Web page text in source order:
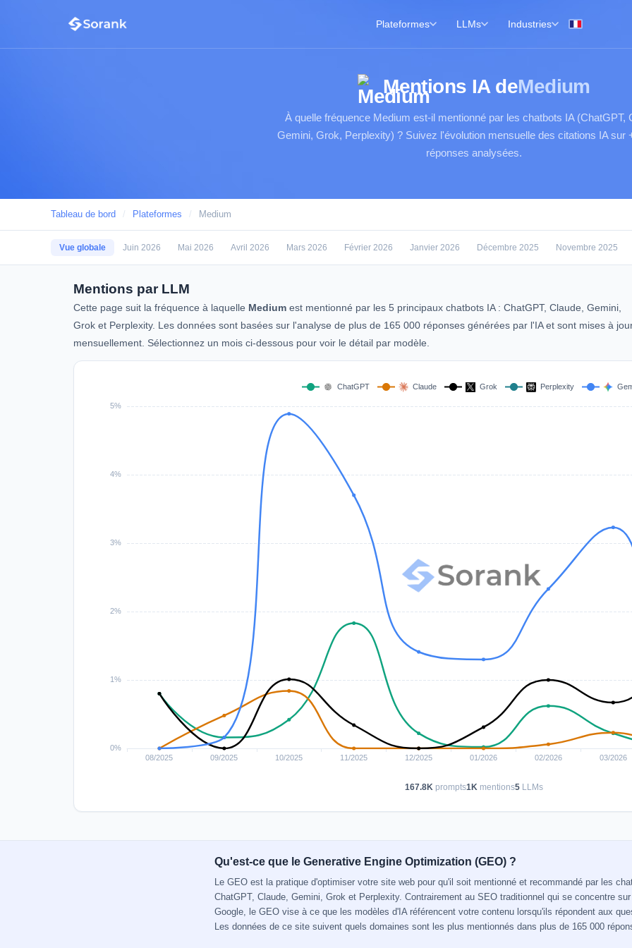
Plateformes LLMs Industries
Mentions IA deMedium
À quelle fréquence Medium est-il mentionné par les chatbots IA (ChatGPT,
Gemini, Grok, Perplexity) ? Suivez l'évolution mensuelle des citations IA sur
réponses analysées.
Tableau de bord / Plateformes / Medium
Vue globale Juin 2026 Mai 2026 Avril 2026 Mars 2026 Février 2026 Janvier 2026 Décembre 2025 Novembre 2025
Mentions par LLM
Cette page suit la fréquence à laquelle Medium est mentionné par les 5 principaux chatbots IA : ChatGPT, Claude, Gemini,
Grok et Perplexity. Les données sont basées sur l'analyse de plus de 165 000 réponses générées par l'IA et sont mises à
mensuellement. Sélectionnez un mois ci-dessous pour voir le détail par modèle.
167.8K prompts1K mentions5 LLMs
Qu'est-ce que le Generative Engine Optimization (GEO) ?
Le GEO est la pratique d'optimiser votre site web pour qu'il soit mentionné et recommandé par les
ChatGPT, Claude, Gemini, Grok et Perplexity. Contrairement au SEO traditionnel qui se concentre
Google, le GEO vise à ce que les modèles d'IA référencent votre contenu lorsqu'ils répondent aux
Les données de ce site suivent quels domaines sont les plus mentionnés dans plus de 165 000